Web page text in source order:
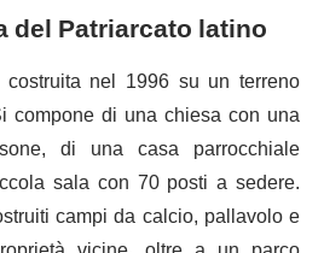
del Patriarcato latino
nel 1996 su un terreno
compone di una chiesa con una
di una casa parrocchiale
sala con 70 posti a sedere.
campi da calcio, pallavolo e